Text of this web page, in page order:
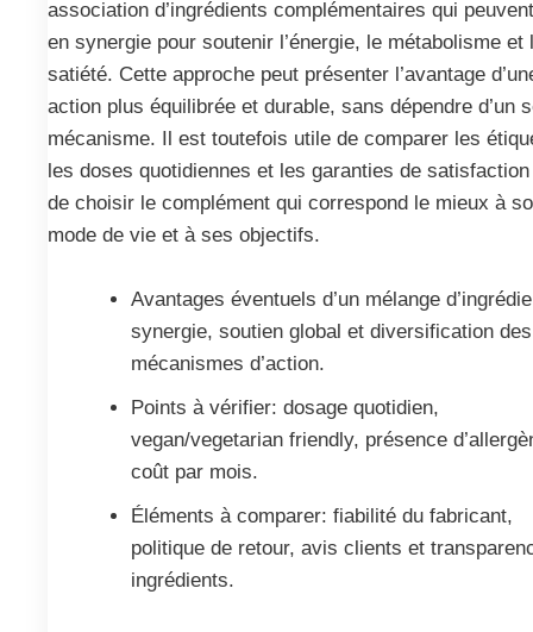
association d’ingrédients complémentaires qui
en synergie pour soutenir l’énergie, le métabolisme et
satiété. Cette approche peut présenter l’avantage
action plus équilibrée et durable, sans dépendre d’un
mécanisme. Il est toutefois utile de comparer les
les doses quotidiennes et les garanties de
de choisir le complément qui correspond le mieux à
mode de vie et à ses objectifs.
Avantages éventuels d’un mélange
synergie, soutien global et diversification des
mécanismes d’action.
Points à vérifier: dosage quotidien,
vegan/vegetarian friendly, présence
coût par mois.
Éléments à comparer: fiabilité du fabricant,
politique de retour, avis clients et
ingrédients.